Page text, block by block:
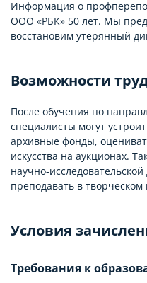
Информация о
ООО «РБК» 50 лет. Мы
восстановим утерянный
Возможности
После обучения по
специалисты могут
архивные фонды,
искусства на аукционах.
научно-
преподавать в творческом
Условия
Требования к